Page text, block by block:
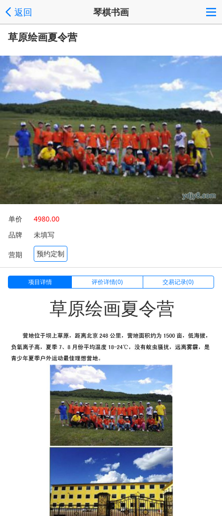
返回 琴棋书画
草原绘画夏令营
单价
4980.00
品牌
未填写
营期 预约定制
项目详情 评价详情(0) 交易记录(0)
草原绘画夏令营